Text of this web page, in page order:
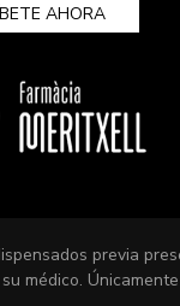
AHORA
previa
médico.